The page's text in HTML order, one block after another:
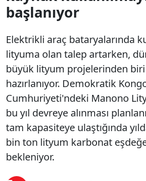
başlanıyor
Elektrikli araç bataryalarında
lityuma olan talep artarken,
büyük lityum projelerinden
hazırlanıyor. Demokratik
Cumhuriyeti'ndeki Manono
bu yıl devreye alınması
tam kapasiteye ulaştığında
bin ton lityum karbonat
bekleniyor.